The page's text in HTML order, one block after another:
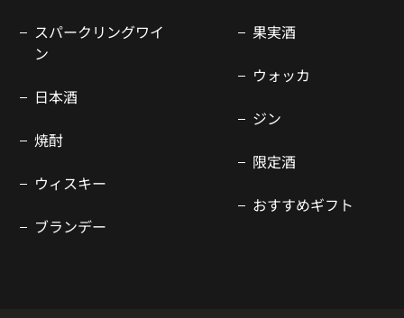
スパークリングワイ
ン
日本酒
焼酎
ウィスキー
ブランデー
果実酒
ウォッカ
ジン
限定酒
おすすめギフト